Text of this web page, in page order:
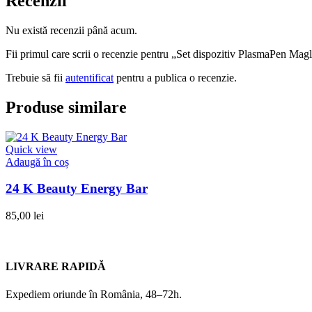
Nu există recenzii până acum.
Fii primul care scrii o recenzie pentru „Set dispozitiv PlasmaPen
Trebuie să fii autentificat pentru a publica o recenzie.
Produse similare
Quick view
Adaugă în coș
24 K Beauty Energy Bar
85,00 lei
LIVRARE RAPIDĂ
Expediem oriunde în România, 48–72h.